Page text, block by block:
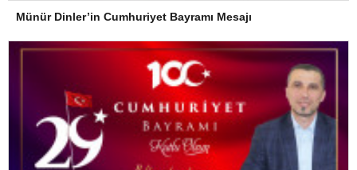
Münür Dinler’in Cumhuriyet Bayramı Mesajı